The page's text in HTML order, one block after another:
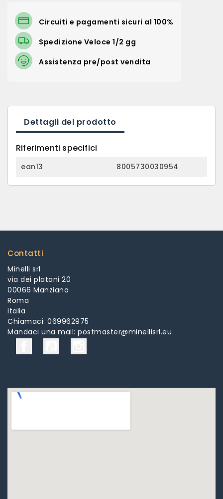
Circuiti e pagamenti sicuri al 100%
Spedizione Veloce 1/2 gg
Assistenza pre/post vendita
Dettagli del prodotto
Riferimenti specifici
ean13 8005730030954
Contatti
Minelli srl
via dei platani 20
00066 Manziana
Roma
Italia
Chiamaci: 069962975
Mandaci una mail: postmaster@minellisrl.eu